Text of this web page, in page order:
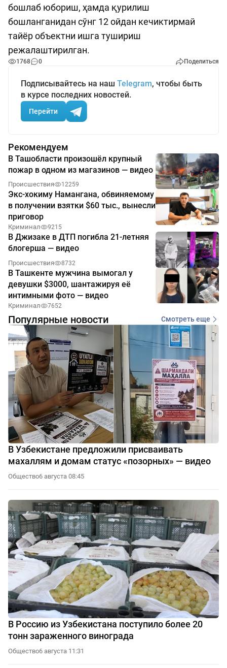
бошлаб юбориш, ҳамда қурилиш
бошланганидан сўнг 12 ойдан кечиктирмай
тайёр объектни ишга тушириш
режалаштирилган.
1768 0 Поделиться
Подписывайтесь на наш Telegram, чтобы быть
в курсе последних новостей.
Перейти
Рекомендуем
В Ташобласти произошёл крупный
пожар в одном из магазинов — видео
Происшествия 12259
Экс-хокиму Намангана, обвиняемому
в получении взятки $60 тыс., вынесли
приговор
Криминал 9215
В Джизаке в ДТП погибла 21-летняя
блогерша — видео
Происшествия 8732
В Ташкенте мужчина вымогал у
девушки $3000, шантажируя её
интимными фото — видео
Криминал 7652
Популярные новости Смотреть еще
В Узбекистане предложили присваивать
махаллям и домам статус «позорных» — видео
Общество6 августа 08:45
В Россию из Узбекистана поступило более 20
тонн зараженного винограда
Общество6 августа 11:31